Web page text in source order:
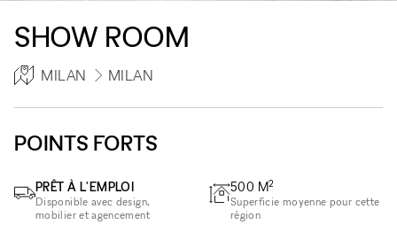
SHOW ROOM
MILAN MILAN
POINTS FORTS
PRÊT À L'EMPLOI
Disponible avec design,
mobilier et agencement
500 M2
Superficie moyenne pour cette
région